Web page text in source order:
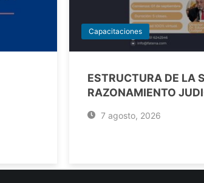
Capacitaciones
ESTRUCTURA DE LA
RAZONAMIENTO
7 agosto, 2026